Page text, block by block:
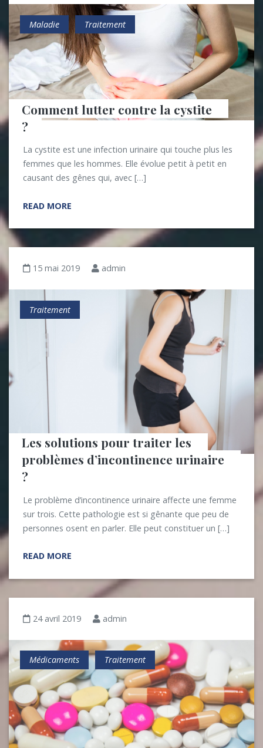
Maladie Traitement
Comment lutter contre la cystite
?
La cystite est une infection urinaire qui touche plus les
femmes que les hommes. Elle évolue petit à petit en
causant des gênes qui, avec […]
READ MORE
15 mai 2019 admin
Traitement
Les solutions pour traiter les
problèmes d’incontinence urinaire
?
Le problème d’incontinence urinaire affecte une femme
sur trois. Cette pathologie est si gênante que peu de
personnes osent en parler. Elle peut constituer un […]
READ MORE
24 avril 2019 admin
Médicaments Traitement